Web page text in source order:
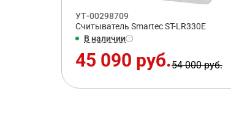
УТ-00298709
Считыватель Smartec ST-LR330E
В наличии
45 090 руб.54 000 руб.